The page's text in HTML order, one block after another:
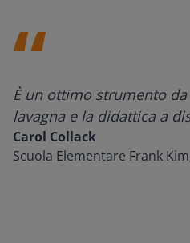
È un ottimo strumento
lavagna e la didattica a
Carol Collack
Scuola Elementare Frank